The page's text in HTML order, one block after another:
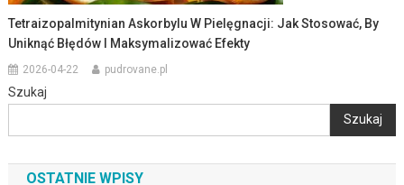
Tetraizopalmitynian Askorbylu W Pielęgnacji: Jak Stosować, By
Uniknąć Błędów I Maksymalizować Efekty
2026-04-22 pudrovane.pl
Szukaj
Szukaj
OSTATNIE WPISY